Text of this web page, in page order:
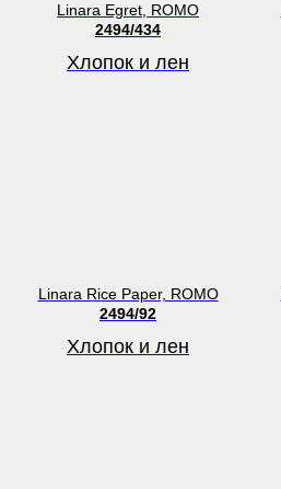
Linara Egret, ROMO
2494/434
Хлопок и лен
Linara Rice Paper, ROMO
2494/92
Хлопок и лен